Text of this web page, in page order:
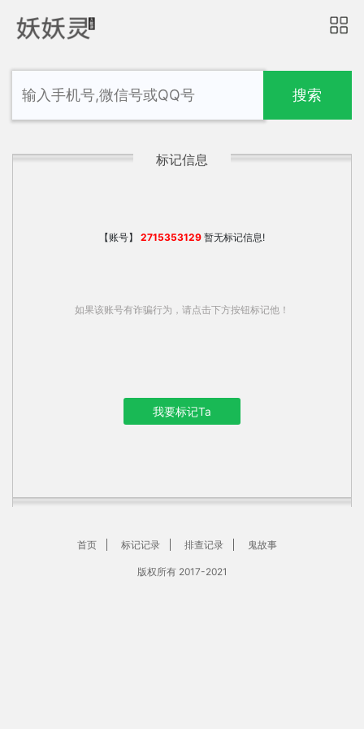
搜索
标记信息
【账号】 2715353129 暂无标记信息!
如果该账号有诈骗行为，请点击下方按钮标记他！
我要标记Ta
首页 标记记录 排查记录 鬼故事
版权所有 2017-2021